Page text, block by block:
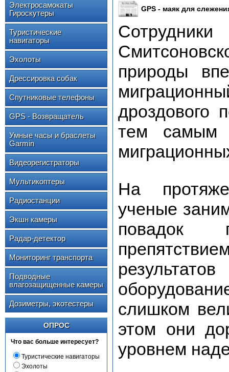
Электросамокаты
Гироскутеры
Туристические
навигаторы
Эхолоты
Дрессировка собак
Спутниковые телефоны
GPS - Возвращатель
Умные часы и браслеты
Garmin
Видеорегистраторы
Мультикоптеры
Радиостанции
Экшн камеры
Радар-детектор
Мониторинг транспорта
Подводные
влагозащищенные камеры
Дозиметры, экотестеры
ОПРОС
Что вас больше интересует?
Туристические навигаторы
Эхолоты
GPS - маяк для
природы
дроздового
тем самым
На
ученые
повадок
слишком
этом они
уровнем